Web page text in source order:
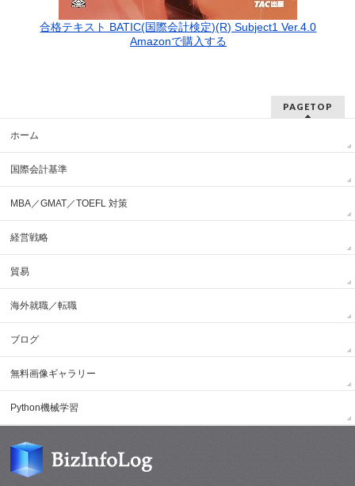
合格テキスト BATIC(国際会計検定)(R) Subject1 Ver.4.0
Amazonで購入する
PAGETOP
ホーム
国際会計基準
MBA／GMAT／TOEFL 対策
経営戦略
貿易
海外就職／転職
ブログ
無料画像ギャラリー
Python機械学習